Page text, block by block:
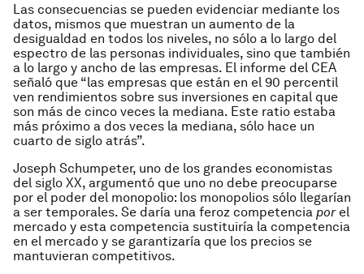
Las consecuencias se pueden evidenciar mediante los
datos, mismos que muestran un aumento de la
desigualdad en todos los niveles, no sólo a lo largo del
espectro de las personas individuales, sino que también
a lo largo y ancho de las empresas. El informe del CEA
señaló que “las empresas que están en el 90 percentil
ven rendimientos sobre sus inversiones en capital que
son más de cinco veces la mediana. Este ratio estaba
más próximo a dos veces la mediana, sólo hace un
cuarto de siglo atrás”.
Joseph Schumpeter, uno de los grandes economistas
del siglo XX, argumentó que uno no debe preocuparse
por el poder del monopolio: los monopolios sólo llegarían
a ser temporales. Se daría una feroz competencia porel
mercado y esta competencia sustituiría la competencia
en el mercado y se garantizaría que los precios se
mantuvieran competitivos.